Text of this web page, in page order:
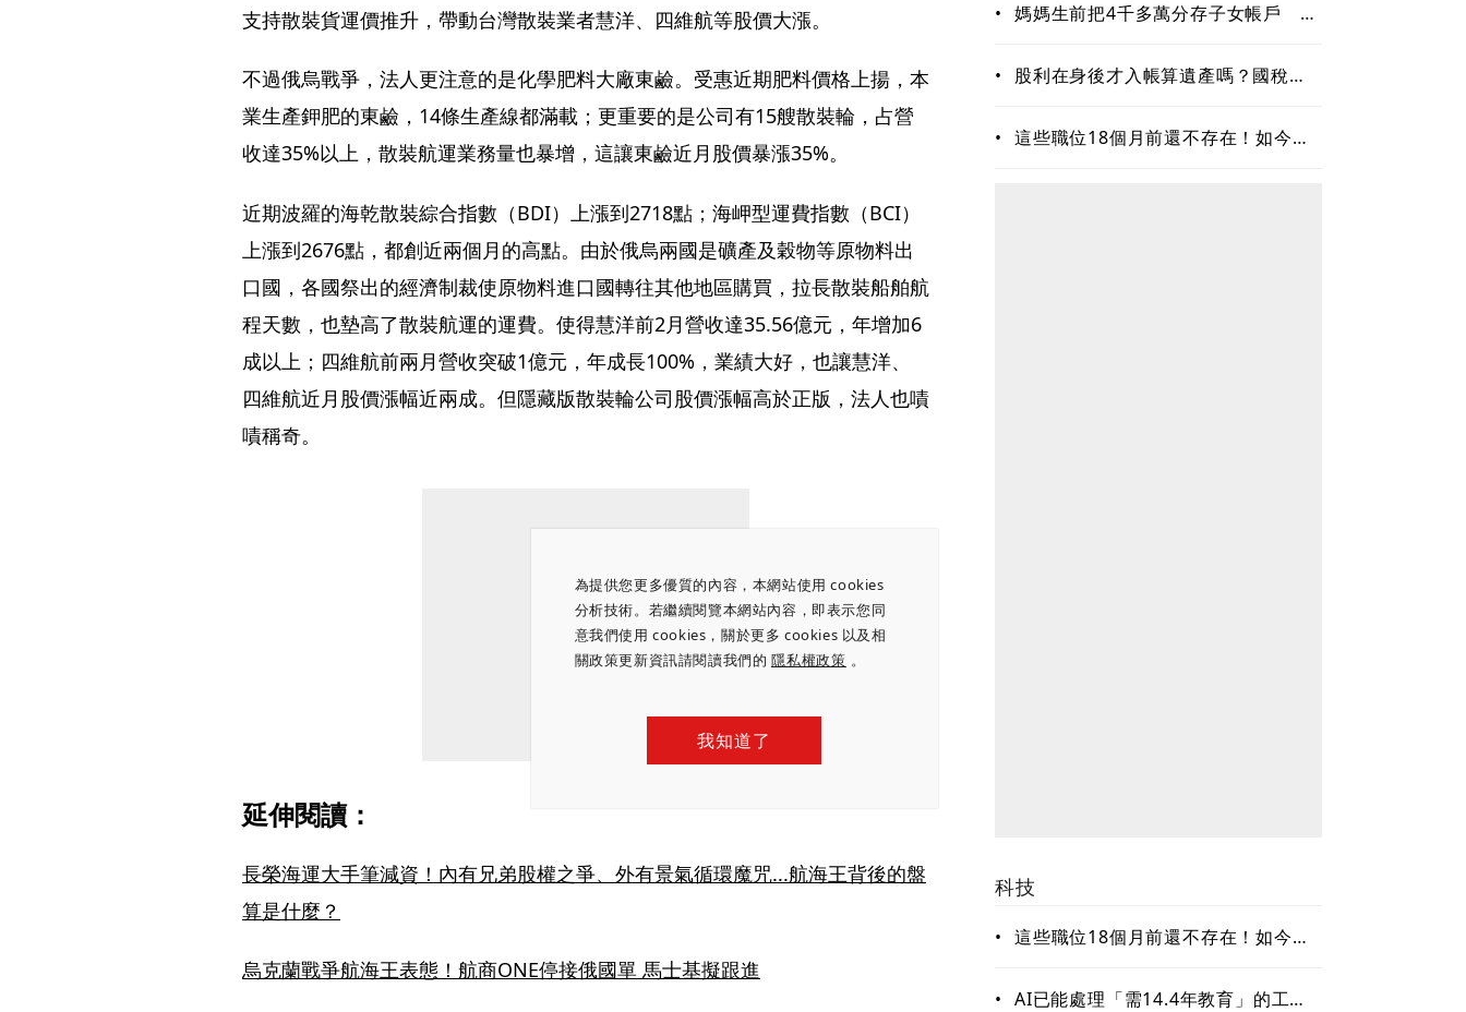
為提供您更多優質的內容，本網站使用 cookies
分析技術。若繼續閱覽本網站內容，即表示您同
意我們使用 cookies，關於更多 cookies 以及相
關政策更新資訊請閱讀我們的 隱私權政策 。
我知道了
支持散裝貨運價推升，帶動台灣散裝業者慧洋、四維航等股價大漲。
不過俄烏戰爭，法人更注意的是化學肥料大廠東鹼。受惠近期肥料價格上揚，本
業生產鉀肥的東鹼，14條生產線都滿載；更重要的是公司有15艘散裝輪，占營
收達35%以上，散裝航運業務量也暴增，這讓東鹼近月股價暴漲35%。
近期波羅的海乾散裝綜合指數（BDI）上漲到2718點；海岬型運費指數（BCI）
上漲到2676點，都創近兩個月的高點。由於俄烏兩國是礦產及穀物等原物料出
口國，各國祭出的經濟制裁使原物料進口國轉往其他地區購買，拉長散裝船舶航
程天數，也墊高了散裝航運的運費。使得慧洋前2月營收達35.56億元，年增加6
成以上；四維航前兩月營收突破1億元，年成長100%，業績大好，也讓慧洋、
四維航近月股價漲幅近兩成。但隱藏版散裝輪公司股價漲幅高於正版，法人也嘖
嘖稱奇。
延伸閱讀：
長榮海運大手筆減資！內有兄弟股權之爭、外有景氣循環魔咒...航海王背後的盤
算是什麼？
烏克蘭戰爭航海王表態！航商ONE停接俄國單 馬士基擬跟進
• 媽媽生前把4千多萬分存子女帳戶 過
•
股利在身後才入帳算遺產嗎？國稅局
• 這些職位18個月前還不存在！如今年
科技
• 這些職位18個月前還不存在！如今年
缺哪種人才？
• AI已能處理「需14.4年教育」的工